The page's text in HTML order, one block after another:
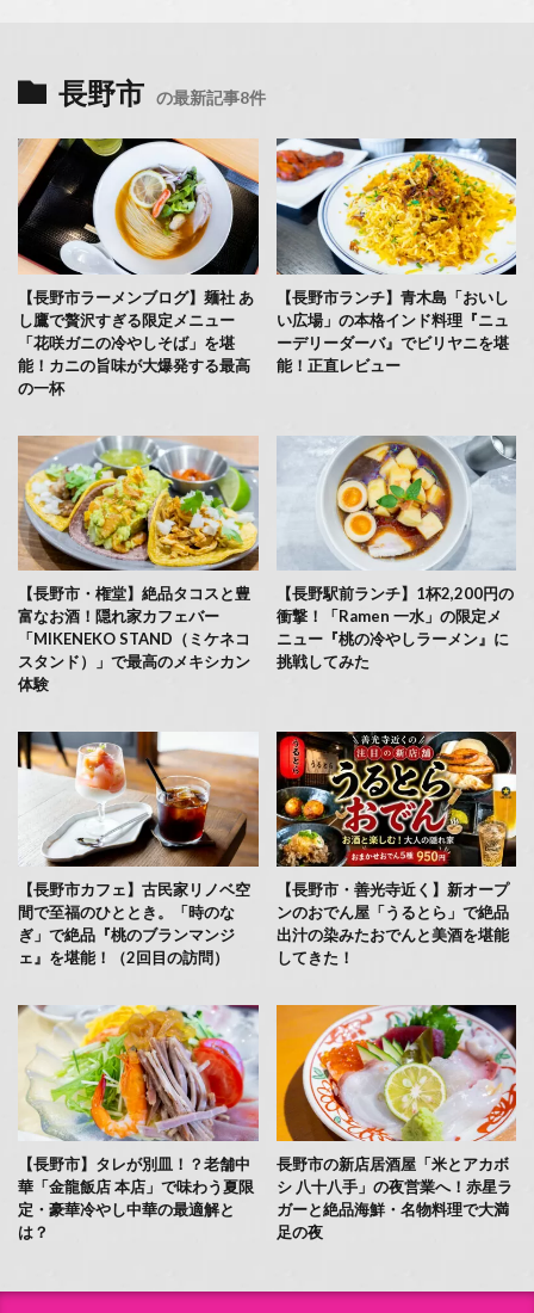
長野市 の最新記事8件
【長野市ラーメンブログ】麺社 あ
し鷹で贅沢すぎる限定メニュー
「花咲ガニの冷やしそば」を堪
能！カニの旨味が大爆発する最高
の一杯
【長野市ランチ】青木島「おいし
い広場」の本格インド料理『ニュ
ーデリーダーバ』でビリヤニを堪
能！正直レビュー
【長野市・権堂】絶品タコスと豊
富なお酒！隠れ家カフェバー
「MIKENEKO STAND（ミケネコ
スタンド）」で最高のメキシカン
体験
【長野駅前ランチ】1杯2,200円の
衝撃！「Ramen 一水」の限定メ
ニュー『桃の冷やしラーメン』に
挑戦してみた
【長野市カフェ】古民家リノベ空
間で至福のひととき。「時のな
ぎ」で絶品『桃のブランマンジ
ェ』を堪能！（2回目の訪問）
【長野市・善光寺近く】新オープ
ンのおでん屋「うるとら」で絶品
出汁の染みたおでんと美酒を堪能
してきた！
【長野市】タレが別皿！？老舗中
華「金龍飯店 本店」で味わう夏限
定・豪華冷やし中華の最適解と
は？
長野市の新店居酒屋「米とアカボ
シ 八十八手」の夜営業へ！赤星ラ
ガーと絶品海鮮・名物料理で大満
足の夜